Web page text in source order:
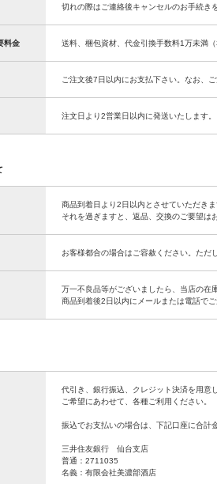
切れの際はご連絡後キャンセルのお手続き
料金 送料、梱包資材、代金引換手数料1万未満
ご注文後7日以内にお支払下さい。なお、
注文日より2営業日以内に発送いたします。
商品到着日より2日以内とさせていただきま
それを過ぎますと、返品、交換のご要望は
お客様都合の場合はご容赦ください。ただ
万一不良品等がございましたら、当店の在
商品到着後2日以内にメールまたは電話で
代引き、銀行振込、クレジット決済を用意
ご希望にあわせて、各種ご利用ください。
振込でお支払いの場合は、下記口座に合計
三井住友銀行 仙台支店
普通：2711035
名義：有限会社美濃部酒店